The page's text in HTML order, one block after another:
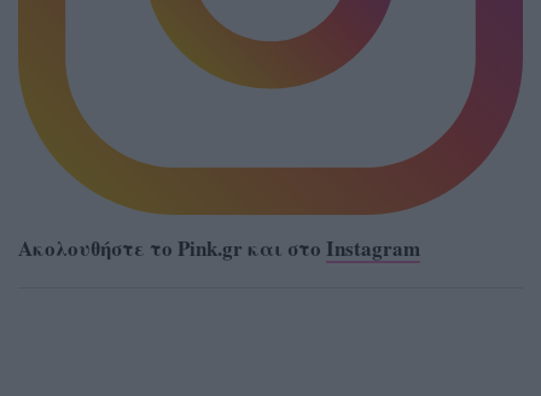
Ακολουθήστε το Pink.gr και στο Instagram